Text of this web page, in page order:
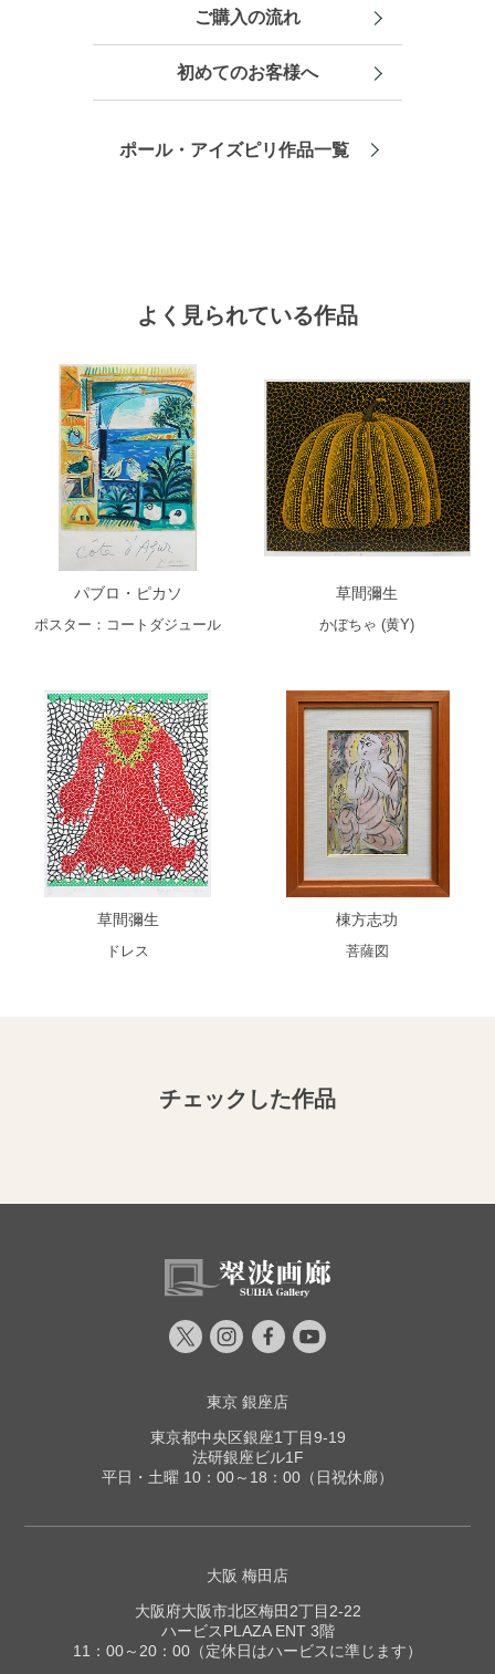
ご購入の流れ
初めてのお客様へ
ポール・アイズピリ作品一覧
よく見られている作品
パブロ・ピカソ
ポスター：コートダジュール
草間彌生
かぼちゃ (黄Y)
草間彌生
ドレス
棟方志功
菩薩図
チェックした作品
東京 銀座店
東京都中央区銀座1丁目9-19
法研銀座ビル1F
平日・土曜 10：00～18：00（日祝休廊）
大阪 梅田店
大阪府大阪市北区梅田2丁目2-22
ハービスPLAZA ENT 3階
11：00～20：00（定休日はハービスに準じます）